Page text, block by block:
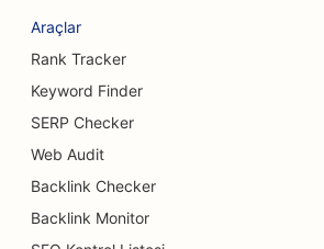
Bowling Salonları için SEO
Meme Büyütme Hizmetleri için SEO
Açık Büfe Restoranlar için SEO
Araçlar
Rank Tracker
Keyword Finder
SERP Checker
Web Audit
Backlink Checker
Backlink Monitor